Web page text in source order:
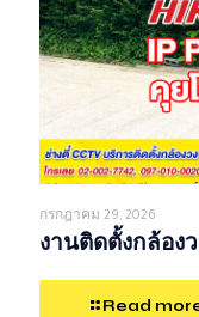
กรกฎาคม 29, 2026
งานติดตั้งกล้อง
Read